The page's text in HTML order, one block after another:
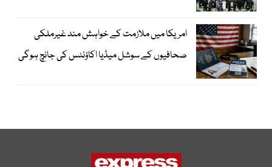
امریکا میں ملازمت کے خواہش مند غیرملکی
صحافیوں کے سوشل میڈیا اکاؤنٹس کی جانچ ہوگی